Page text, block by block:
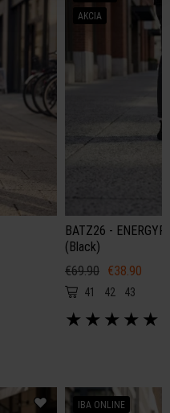
AKCIA
BATZ26 -
(Black)
€69.90 €38.90
41 42 43
★ ★ ★ ★ ★
IBA ONLINE